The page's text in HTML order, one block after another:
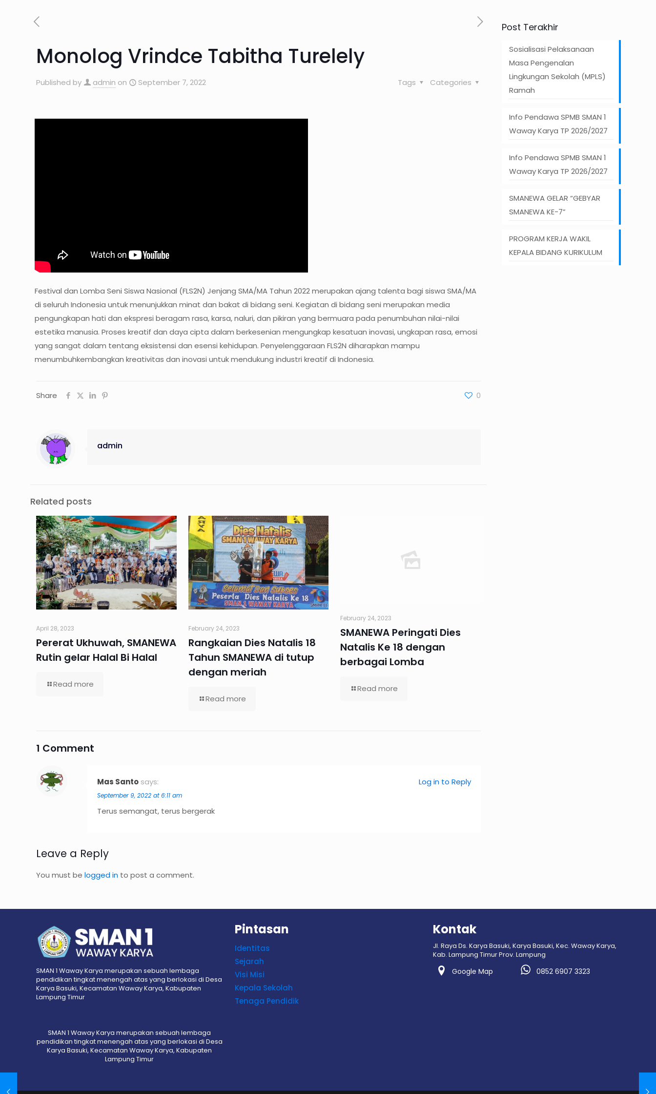
Monolog Vrindce Tabitha Turelely
Published by admin on September 7, 2022 Categories
Tags
Festival dan Lomba Seni Siswa Nasional (FLS2N) Jenjang SMA/MA Tahun 2022 merupakan ajang talenta bagi siswa SMA/MA
di seluruh Indonesia untuk menunjukkan minat dan bakat di bidang seni. Kegiatan di bidang seni merupakan media
pengungkapan hati dan ekspresi beragam rasa, karsa, naluri, dan pikiran yang bermuara pada penumbuhan nilai-nilai
estetika manusia. Proses kreatif dan daya cipta dalam berkesenian mengungkap kesatuan inovasi, ungkapan rasa, emosi
yang sangat dalam tentang eksistensi dan esensi kehidupan. Penyelenggaraan FLS2N diharapkan mampu
menumbuhkembangkan kreativitas dan inovasi untuk mendukung industri kreatif di Indonesia.
Share 0
admin
Related posts
April 28, 2023
Pererat Ukhuwah, SMANEWA
Rutin gelar Halal Bi Halal
Read more
February 24, 2023
Rangkaian Dies Natalis 18
Tahun SMANEWA di tutup
dengan meriah
Read more
February 24, 2023
SMANEWA Peringati Dies
Natalis Ke 18 dengan
berbagai Lomba
Read more
1 Comment
Mas Santo says:
September 9, 2022 at 6:11 am
Terus semangat, terus bergerak
Log in to Reply
Leave a Reply
You must be logged in to post a comment.
Post Terakhir
Sosialisasi Pelaksanaan
Masa Pengenalan
Lingkungan Sekolah (MPLS)
Ramah
Info Pendawa SPMB SMAN 1
Waway Karya TP 2026/2027
Info Pendawa SPMB SMAN 1
Waway Karya TP 2026/2027
SMANEWA GELAR “GEBYAR
SMANEWA KE-7”
PROGRAM KERJA WAKIL
KEPALA BIDANG KURIKULUM
SMAN 1 Waway Karya merupakan sebuah lembaga
pendidikan tingkat menengah atas yang berlokasi di Desa
Karya Basuki, Kecamatan Waway Karya, Kabupaten
Lampung Timur
SMAN 1 Waway Karya merupakan sebuah lembaga
pendidikan tingkat menengah atas yang berlokasi di Desa
Karya Basuki, Kecamatan Waway Karya, Kabupaten
Lampung Timur
Pintasan
Identitas
Sejarah
Visi Misi
Kepala Sekolah
Tenaga Pendidik
Kontak
Jl. Raya Ds. Karya Basuki, Karya Basuki, Kec. Waway Karya,
Kab. Lampung Timur Prov. Lampung
Google Map 0852 6907 3323